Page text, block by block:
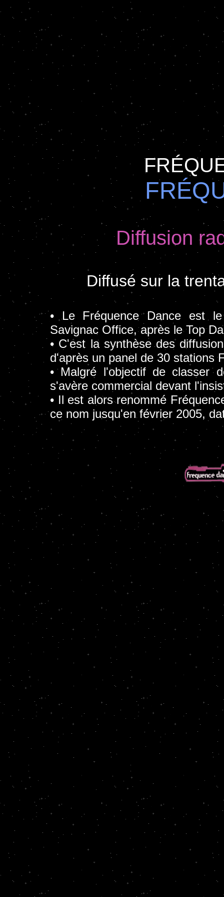
Diffusion
Diffusé sur la
• Le Fréquence Dance est
Savignac Office, après le Top
• C'est la synthèse des
d'après un panel de 30 stations
• Malgré l'objectif de classer
s'avère commercial devant
• Il est alors renommé
ce nom jusqu'en février 2005,